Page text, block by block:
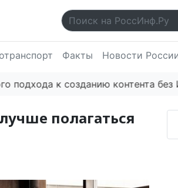
Факты Новости
к созданию контента без ИИ
полагаться